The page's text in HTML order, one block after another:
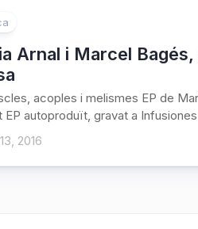
Arnal i Marcel
acoples i melismes EP de
EP autoproduït, gravat a
2016